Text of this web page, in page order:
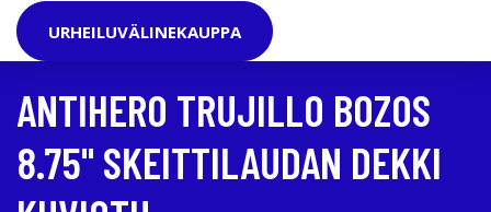
URHEILUVÄLINEKAUPPA
ANTIHERO TRUJILLO BOZOS
8.75" SKEITTILAUDAN DEKKI